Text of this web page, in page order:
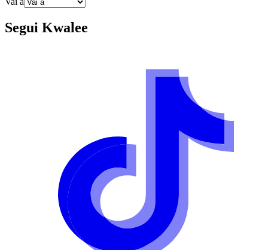
Segui Kwalee